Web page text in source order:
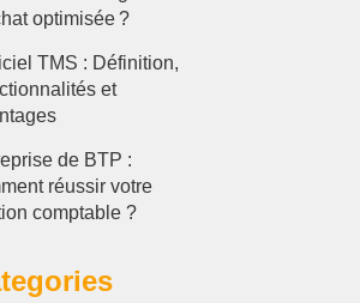
optimisée ?
TMS : Définition,
et
de BTP :
réussir votre
comptable ?